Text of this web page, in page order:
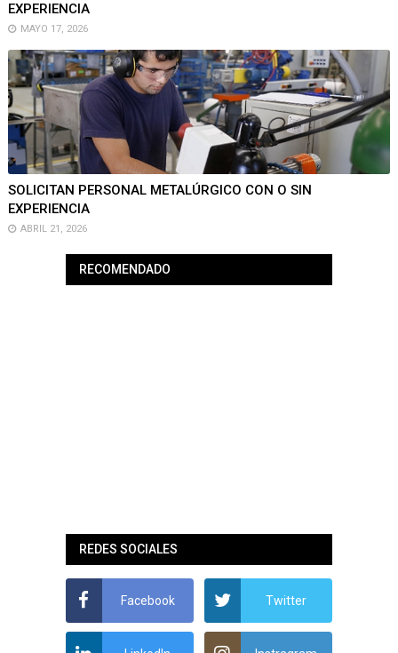
EXPERIENCIA
MAYO 17, 2026
SOLICITAN PERSONAL METALÚRGICO CON O SIN
EXPERIENCIA
ABRIL 21, 2026
RECOMENDADO
REDES SOCIALES
Facebook Twitter